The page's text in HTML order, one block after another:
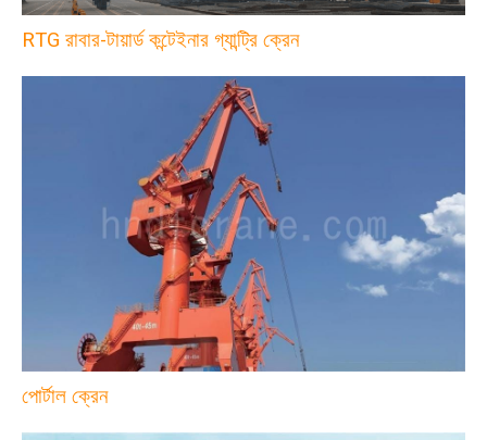
RTG রাবার-টায়ার্ড কন্টেইনার গ্যান্ট্রি ক্রেন
পোর্টাল ক্রেন